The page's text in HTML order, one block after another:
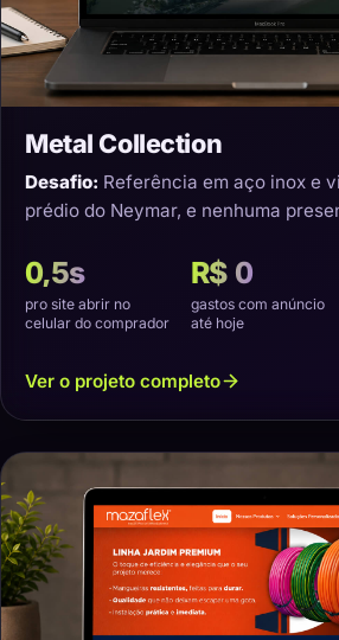
Metal Collection
Desafio: Referência em aço inox e
prédio do Neymar, e nenhuma
0,5s
pro site abrir no
celular do comprador
R$ 0
gastos com anúncio
até hoje
Ver o projeto completo